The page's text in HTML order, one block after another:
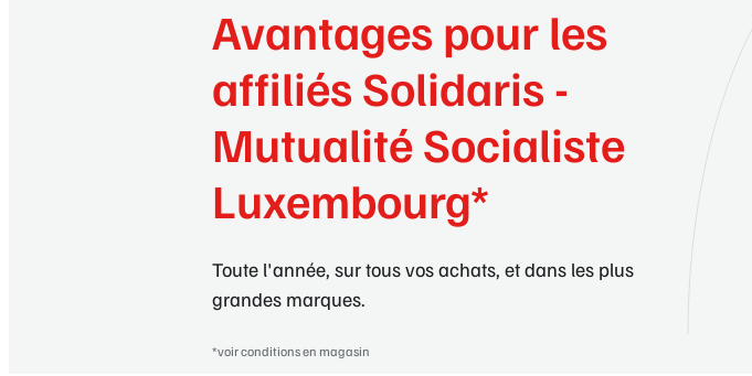
Avantages pour les
affiliés Solidaris -
Mutualité Socialiste
Luxembourg*
Toute l'année, sur tous vos achats, et dans les plus
grandes marques.
*voir conditions en magasin